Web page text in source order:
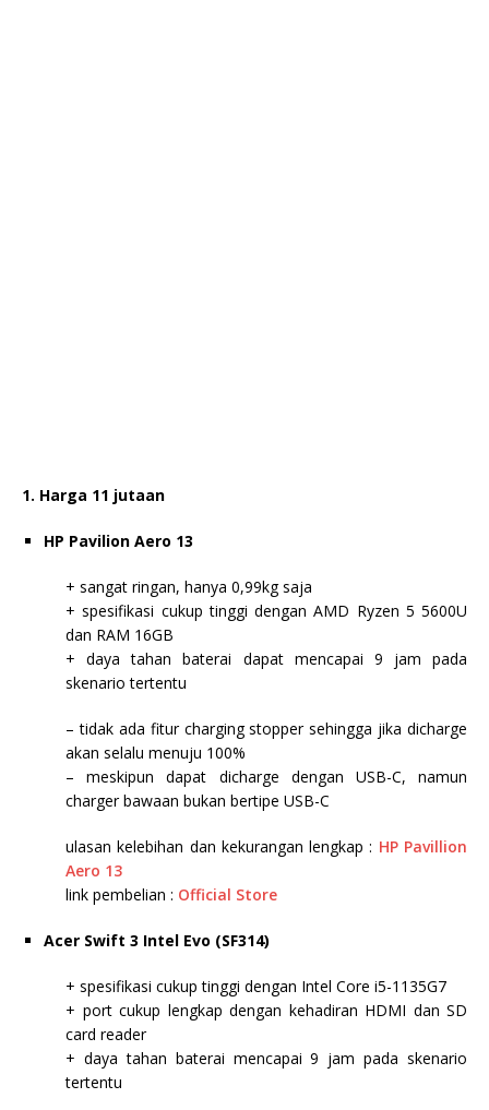
1. Harga 11 jutaan
HP Pavilion Aero 13
+ sangat ringan, hanya 0,99kg saja
+ spesifikasi cukup tinggi dengan AMD Ryzen 5 5600U
dan RAM 16GB
+ daya tahan baterai dapat mencapai 9 jam pada
skenario tertentu
– tidak ada fitur charging stopper sehingga jika dicharge
akan selalu menuju 100%
– meskipun dapat dicharge dengan USB-C, namun
charger bawaan bukan bertipe USB-C
ulasan kelebihan dan kekurangan lengkap : HP Pavillion
Aero 13
link pembelian : Official Store
Acer Swift 3 Intel Evo (SF314)
+ spesifikasi cukup tinggi dengan Intel Core i5-1135G7
+ port cukup lengkap dengan kehadiran HDMI dan SD
card reader
+ daya tahan baterai mencapai 9 jam pada skenario
tertentu